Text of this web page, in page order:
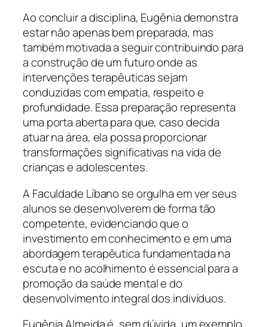
Ao concluir a disciplina, Eugênia demonstra
estar não apenas bem preparada, mas
também motivada a seguir contribuindo para
a construção de um futuro onde as
intervenções terapêuticas sejam
conduzidas com empatia, respeito e
profundidade. Essa preparação representa
uma porta aberta para que, caso decida
atuar na área, ela possa proporcionar
transformações significativas na vida de
crianças e adolescentes.
A Faculdade Líbano se orgulha em ver seus
alunos se desenvolverem de forma tão
competente, evidenciando que o
investimento em conhecimento e em uma
abordagem terapêutica fundamentada na
escuta e no acolhimento é essencial para a
promoção da saúde mental e do
desenvolvimento integral dos indivíduos.